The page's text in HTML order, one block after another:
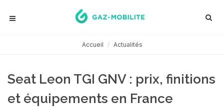
Accueil Actualités
Seat Leon TGI GNV : prix, finitions
et équipements en France